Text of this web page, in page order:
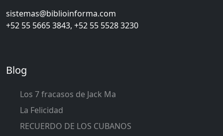
sistemas@biblioinforma.com
+52 55 5665 3843, +52 55 5528 3230
Blog
Los 7 fracasos de Jack Ma
La Felicidad
RECUERDO DE LOS CUBANOS